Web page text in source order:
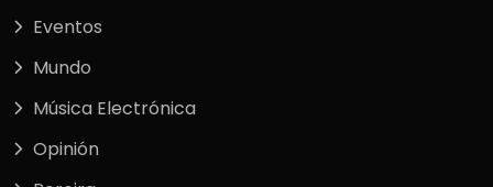
Eventos
Mundo
Música Electrónica
Opinión